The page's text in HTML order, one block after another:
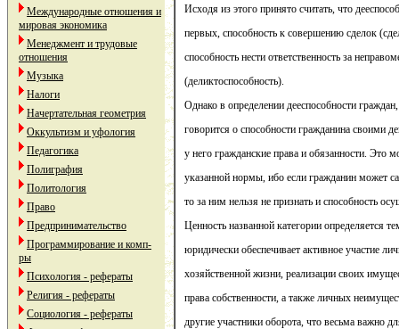
Международные отношения и
мировая экономика
Менеджмент и трудовые
отношения
Музыка
Налоги
Начертательная геометрия
Оккультизм и уфология
Педагогика
Полиграфия
Политология
Право
Предпринимательство
Программирование и комп-
ры
Психология - рефераты
Религия - рефераты
Социология - рефераты
Исходя из этого принято считать, что
первых, способность к совершению сделок
способность нести ответственность за
(деликтоспособность).
Однако в определении дееспособности
говорится о способности гражданина своими
у него гражданские права и обязанности. Это
указанной нормы, ибо если гражданин может
то за ним нельзя не признать и способность
Ценность названной категории определяется
юридически обеспечивает активное участие
хозяйственной жизни, реализации своих
права собственности, а также личных
другие участники оборота, что весьма важно